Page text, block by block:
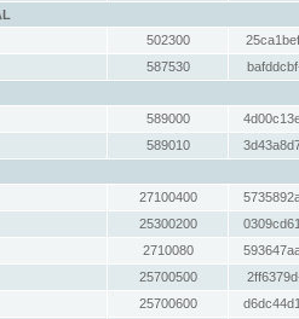
502300
587530
589000
589010
27100400
25300200
2710080
25700500
25700600